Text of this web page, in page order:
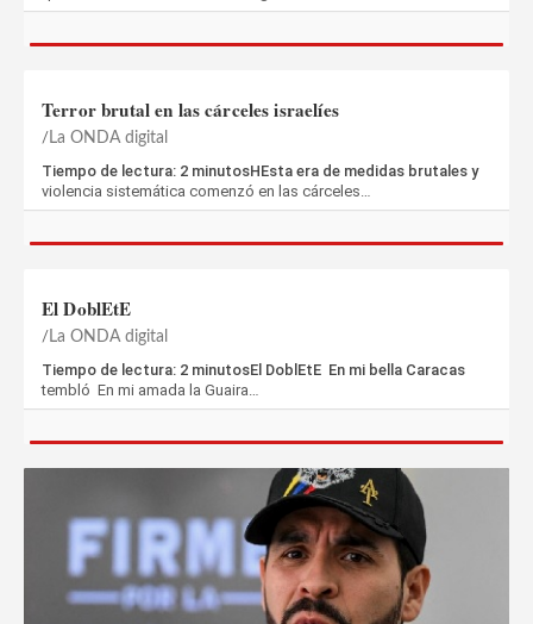
Terror brutal en las cárceles israelíes
La ONDA digital
Tiempo de lectura: 2 minutosHEsta era de medidas brutales y
violencia sistemática comenzó en las cárceles…
El DoblEtE
La ONDA digital
Tiempo de lectura: 2 minutosEl DoblEtE En mi bella Caracas
tembló En mi amada la Guaira…